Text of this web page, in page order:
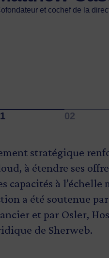
et cochef de la
Ngo
façon que nous
et cochef de la
stratégique
à étendre ses
capacités à l’échelle
a été soutenue
et par Osler,
de Sherweb.